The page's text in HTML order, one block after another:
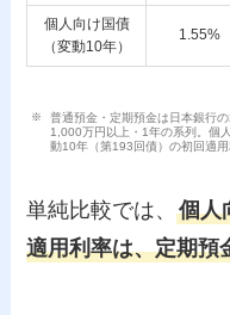
個人向け国債
（変動10年）
1.55%
普通預金・定期預金は日本銀行
1,000万円以上・1年の系列。個
動10年（第193回債）の初回適用
単純比較では、個人
適用利率は、定期預